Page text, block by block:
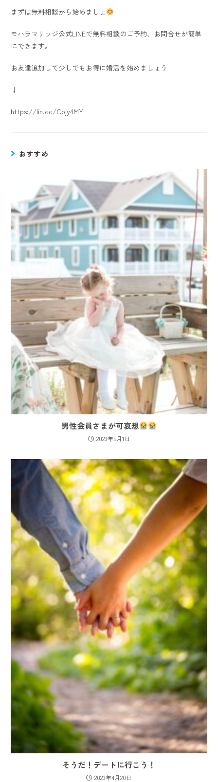
まずは無料相談から始めましょ
モハラマリッジ公式LINEで無料相談のご予約、お問合せが簡単
にできます。
お友達追加して少しでもお得に婚活を始めましょう
↓
https://lin.ee/Cpjy4MY
おすすめ
男性会員さまが可哀想
2023年5月1日
そうだ！デートに行こう！
2023年4月20日